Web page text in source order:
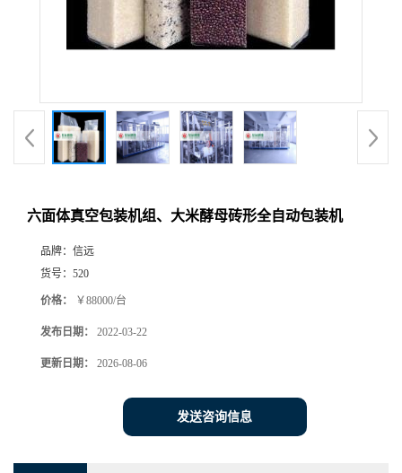
六面体真空包装机组、大米酵母砖形全自动包装机
品牌： 信远
货号： 520
价格： ￥88000/台
发布日期： 2022-03-22
更新日期： 2026-08-06
发送咨询信息